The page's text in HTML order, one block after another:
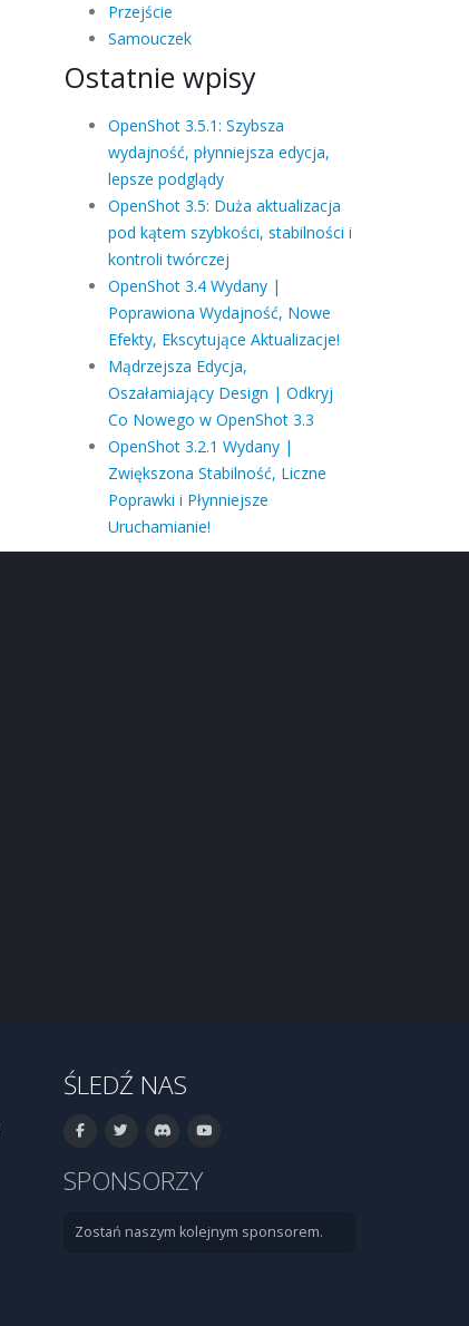
Przejście
Samouczek
Ostatnie wpisy
OpenShot 3.5.1: Szybsza
wydajność, płynniejsza edycja,
lepsze podglądy
OpenShot 3.5: Duża aktualizacja
pod kątem szybkości, stabilności i
kontroli twórczej
OpenShot 3.4 Wydany |
Poprawiona Wydajność, Nowe
Efekty, Ekscytujące Aktualizacje!
Mądrzejsza Edycja,
Oszałamiający Design | Odkryj
Co Nowego w OpenShot 3.3
OpenShot 3.2.1 Wydany |
Zwiększona Stabilność, Liczne
Poprawki i Płynniejsze
Uruchamianie!
ŚLEDŹ NAS
SPONSORZY
Zostań naszym kolejnym sponsorem.